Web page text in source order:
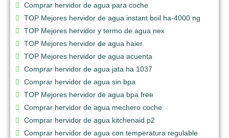
Comprar hervidor de agua para coche
TOP Mejores hervidor de agua instant boil ha-4000 ng
TOP Mejores hervidor y termo de agua nex
TOP Mejores hervidor de agua haier
TOP Mejores hervidor de agua acuenta
Comprar hervidor de agua jata ha 1037
Comprar hervidor de agua sin bpa
TOP Mejores hervidor de agua bpa free
Comprar hervidor de agua mechero coche
Comprar hervidor de agua kitchenaid p2
Comprar hervidor de agua con temperatura regulable